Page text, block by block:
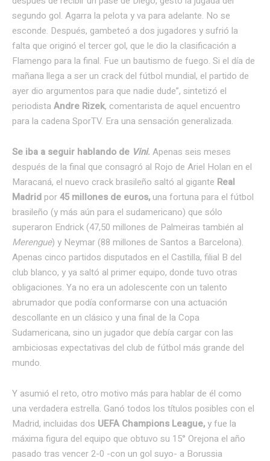
segundo gol. Agarra la pelota y va para adelante. No se
esconde. Después, gambeteó a dos jugadores y sufrió la
falta que originó el tercer gol, que le dio la clasificación a
Flamengo para la final. Fue un bautismo de fuego. Si el día de
mañana llega a ser un crack del fútbol mundial, el partido de
ayer dio argumentos para que nadie dude”, sintetizó el
periodista Andre Rizek, comentarista de aquel encuentro
para la cadena SporTV. Era una sensación generalizada.
Se iba a seguir hablando de Vini. Apenas seis meses
después de la final que consagró al Rojo de Ariel Holan en el
Maracaná, el nuevo crack brasileño saltó al gigante Real
Madrid por45 millones de euros, una fortuna para el fútbol
brasileño (y más aún para el sudamericano) que sólo
superaron Endrick (47,50 millones de Palmeiras también al
Merengue) y Neymar (88 millones de Santos a Barcelona).
Apenas cinco partidos disputados en el Castilla, filial B del
club blanco, y ya saltó al primer equipo, donde tuvo otras
obligaciones. Ya no era un adolescente con un talento
abrumador que podía conformarse con una actuación
descollante en un clásico y una final de la Copa
Sudamericana, sino un jugador que debía cargar con las
ambiciosas expectativas del club de fútbol más grande del
mundo.
Y asumió el reto, otro motivo más para hablar de él como
una verdadera estrella. Ganó todos los títulos posibles con el
Madrid, incluidas dos UEFA Champions League,y fue la
máxima figura del equipo que obtuvo su 15° Orejona el año
pasado tras vencer 2-0 -con un gol suyo- a Borussia